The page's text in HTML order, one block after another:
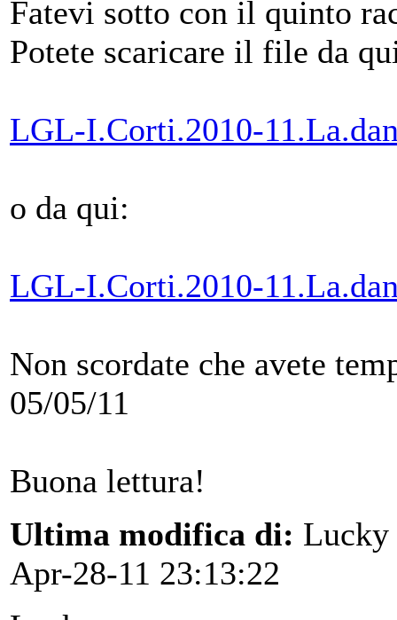
Fatevi sotto con il quinto
Potete scaricare il file da
LGL-I.Corti.2010-
o da qui:
LGL-I.Corti.2010-
Non scordate che avete
05/05/11
Buona lettura!
Ultima modifica di: Lucky
Apr-28-11 23:13:22